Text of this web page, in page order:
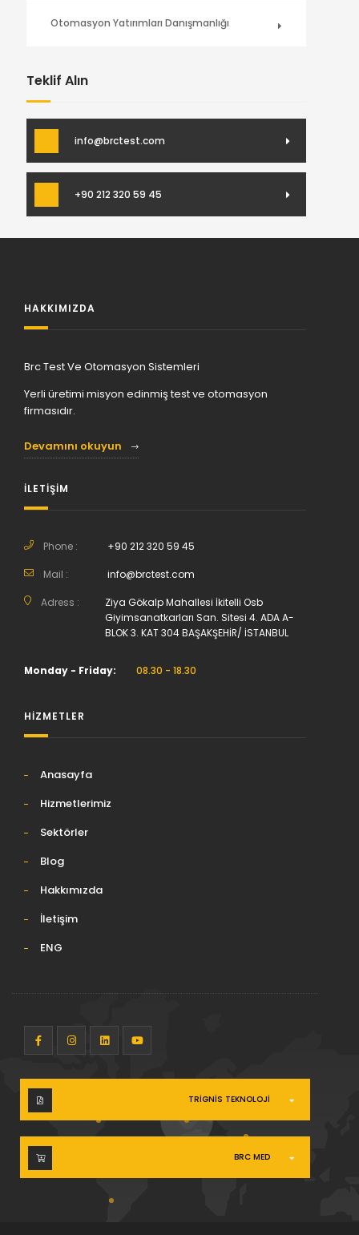
Otomasyon Yatırımları Danışmanlığı
Teklif Alın
info@brctest.com
+90 212 320 59 45
HAKKIMIZDA
Brc Test Ve Otomasyon Sistemleri
Yerli üretimi misyon edinmiş test ve otomasyon
firmasıdır.
Devamını okuyun
İLETİŞİM
Phone : +90 212 320 59 45
Mail : info@brctest.com
Adress :
Ziya Gökalp Mahallesi İkitelli Osb
Giyimsanatkarları San. Sitesi 4. ADA A-
BLOK 3. KAT 304 BAŞAKŞEHİR/ İSTANBUL
Monday - Friday: 08.30 - 18.30
HİZMETLER
Anasayfa
Hizmetlerimiz
Sektörler
Blog
Hakkımızda
İletişim
ENG
TRIGNIS TEKNOLOJI
BRC MED